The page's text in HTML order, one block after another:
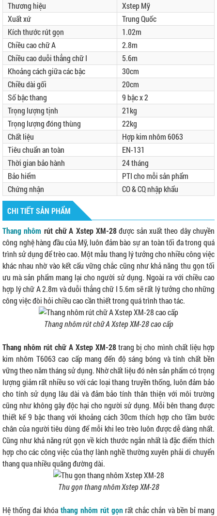
Thương hiệu
Xstep Mỹ
Xuất xứ
Trung Quốc
Kích thước rút gọn
1.02m
Chiều cao chữ A
2.8m
Chiều cao duỗi thẳng chữ I
5.6m
Khoảng cách giữa các bậc
30cm
Chiều dài gối
20cm
Số bậc thang
9 bậc x 2
Trọng lượng tịnh
21kg
Trọng lượng đóng thùng
22kg
Chất liệu
Hợp kim nhôm 6063
Tiêu chuẩn an toàn
EN-131
Thời gian bảo hành
24 tháng
Bảo hiểm
PTI cho mỗi sản phẩm
Chứng nhận
CO & CQ nhập khẩu
CHI TIẾT SẢN PHẨM
Thang nhôm rút chữ A Xstep XM-28được sản xuất theo dây chuyền
công nghệ hàng đầu của Mỹ, luôn đảm bào sự an toàn tối đa trong quá
trình sử dụng để trèo cao. Một mẫu thang lý tưởng cho nhiều công việc
khác nhau nhờ vào kết cấu vững chắc cũng như khả năng thu gọn tối
ưu mà sản phẩm mang lại cho người sử dụng. Ngoài ra với chiều cao
hợp lý chữ A 2.8m và duỗi thẳng chữ I 5.6m sẽ rất lý tưởng cho những
công việc đòi hỏi chiều cao cần thiết trong quá trình thao tác.
Thang nhôm rút chữ A Xstep XM-28 cao cấp
Thang nhôm rút chữ A Xstep XM-28trang bị cho mình chất liệu hợp
kim nhôm T6063 cao cấp mang đến độ sáng bóng và tính chất bền
vững theo năm tháng sử dụng. Nhờ chất liệu đó nên sản phẩm có trọng
lượng giảm rất nhiều so với các loại thang truyền thống, luôn đảm bảo
cho tính sử dụng lâu dài và đảm bảo tính thân thiện với môi trường
cũng như không gây độc hại cho người sử dụng. Mỗi bên thang được
thiết kế 9 bậc thang với khoảng cách 30cm thích hợp cho tầm bước
chân của người tiêu dùng để mỗi khi leo trèo luôn được dễ dàng nhất.
Cũng như khả năng rút gọn về kích thước ngắn nhất là đặc điểm thích
hợp cho các công việc của thợ lành nghề thường xuyên phải di chuyển
thang qua nhiều quãng đường dài.
Thu gọn thang nhôm Xstep XM-28
Hệ thống đai khóa thang nhôm rút gọn rất chắc chắn và bền bỉ mang